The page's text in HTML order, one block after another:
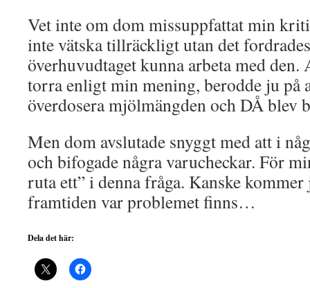
Vet inte om dom missuppfattat min
inte vätska tillräckligt utan det
överhuvudtaget kunna arbeta med
torra enligt min mening, berodde ju på
överdosera mjölmängden och DÅ blev
Men dom avslutade snyggt med att i
och bifogade några varucheckar. För
ruta ett” i denna fråga. Kanske
framtiden var problemet finns…
Dela det här: